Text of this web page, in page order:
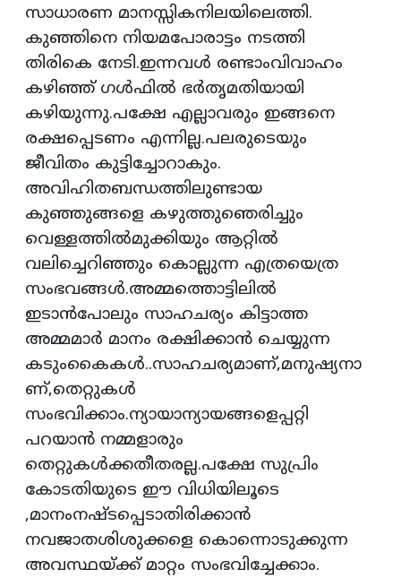
സാധാരണ മാനസ്സികനിലയിലെത്തി.
കുഞ്ഞിനെ നിയമപോരാട്ടം നടത്തി
തിരികെ നേടി.ഇന്നവള്‍ രണ്ടാംവിവാഹം
കഴിഞ്ഞ് ഗള്‍ഫില്‍ ഭര്‍തൃമതിയായി
കഴിയുന്നു.പക്ഷേ എല്ലാവരും ഇങ്ങനെ
രക്ഷപ്പെടണം എന്നില്ല.പലരുടെയും
ജീവിതം കുട്ടിച്ചോറാകും.
അവിഹിതബന്ധത്തിലുണ്ടായ
കുഞ്ഞുങ്ങളെ കഴുത്തുഞെരിച്ചും
വെള്ളത്തില്‍മുക്കിയും ആറ്റില്‍
വലിച്ചെറിഞ്ഞും കൊല്ലുന്ന എത്രയെത്ര
സംഭവങ്ങള്‍.അമ്മത്തൊട്ടിലില്‍
ഇടാന്‍പോലും സാഹചര്യം കിട്ടാത്ത
അമ്മമാര്‍ മാനം രക്ഷിക്കാന്‍ ചെയ്യുന്ന
കടുംകൈകള്‍..സാഹചര്യമാണ്,മനുഷ്യനാ
ണ്,തെറ്റുകള്‍
സംഭവിക്കാം.ന്യായാന്യായങ്ങളെപ്പറ്റി
പറയാന്‍ നമ്മളാരും
തെറ്റുകള്‍ക്കതീതരല്ല.പക്ഷേ സുപ്രിം
കോടതിയുടെ ഈ വിധിയിലൂടെ
,മാനംനഷ്ടപ്പെടാതിരിക്കാന്‍
നവജാതശിശുക്കളെ കൊന്നൊടുക്കുന്ന
അവസ്ഥയ്ക്ക് മാറ്റം സംഭവിച്ചേക്കാം.